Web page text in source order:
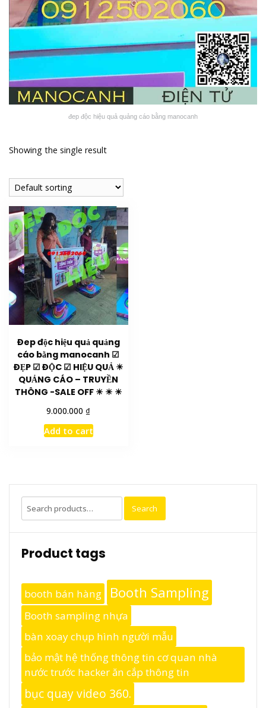
đep độc hiệu quả quảng cáo bằng manocanh
Showing the single result
Đep độc hiệu quả quảng
cáo bằng manocanh ☑
ĐẸP ☑ ĐỘC ☑ HIỆU QUẢ ☀
QUẢNG CÁO – TRUYỀN
THÔNG -SALE OFF ☀ ☀ ☀
9.000.000 ₫
Add to cart
Search
for:
Search
Product tags
booth bán hàng Booth Sampling
Booth sampling nhựa
bàn xoay chụp hình người mẫu
bảo mật hệ thống thông tin cơ quan nhà
nước trước hacker ăn cắp thông tin
bục quay video 360.